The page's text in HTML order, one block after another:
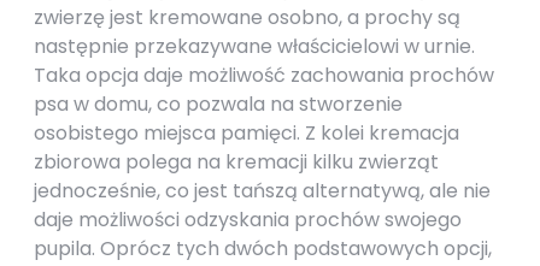
zwierzę jest kremowane osobno, a prochy są
następnie przekazywane właścicielowi w urnie.
Taka opcja daje możliwość zachowania prochów
psa w domu, co pozwala na stworzenie
osobistego miejsca pamięci. Z kolei kremacja
zbiorowa polega na kremacji kilku zwierząt
jednocześnie, co jest tańszą alternatywą, ale nie
daje możliwości odzyskania prochów swojego
pupila. Oprócz tych dwóch podstawowych opcji,